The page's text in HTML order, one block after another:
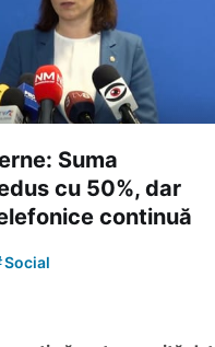
Suma
cu 50%, dar
continuă
Social